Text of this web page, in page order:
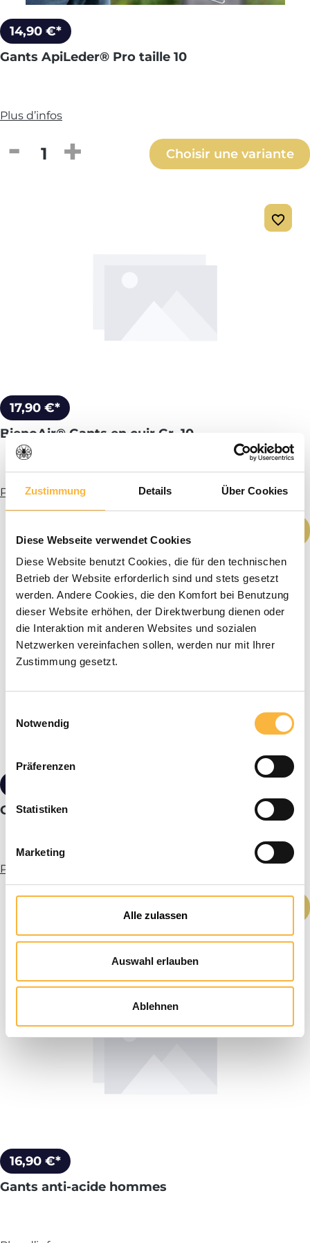
Zustimmung Details Über Cookies
Diese Webseite verwendet Cookies
Diese Website benutzt Cookies, die für den technischen
Betrieb der Website erforderlich sind und stets gesetzt
werden. Andere Cookies, die den Komfort bei Benutzung
dieser Website erhöhen, der Direktwerbung dienen oder
die Interaktion mit anderen Websites und sozialen
Netzwerken vereinfachen sollen, werden nur mit Ihrer
Zustimmung gesetzt.
Notwendig
Präferenzen
Statistiken
Marketing
Alle zulassen
Auswahl erlauben
Ablehnen
14,90 €*
Gants ApiLeder® Pro taille 10
Plus d’infos
Quantité de produit : Entrez la
Choisir une variante
17,90 €*
BienoAir® Gants en cuir Gr. 10
Plus d’infos
Quantité de produit : Entrez la
Gants anti-acide femme Gr. 8
Plus d’infos
Quantité de produit : Entrez la
16,90 €*
Gants anti-acide hommes